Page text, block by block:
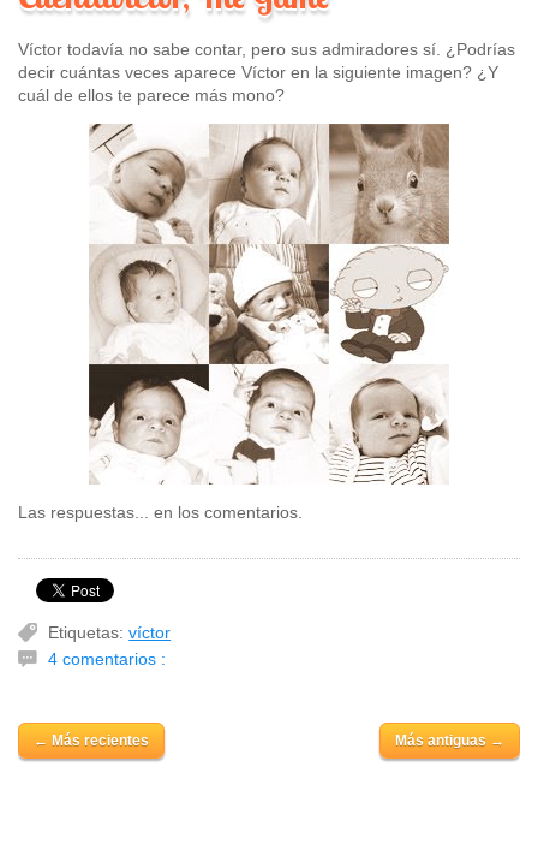
Víctor todavía no sabe contar, pero sus admiradores sí. ¿Podrías
decir cuántas veces aparece Víctor en la siguiente imagen? ¿Y
cuál de ellos te parece más mono?
Las respuestas... en los comentarios.
Etiquetas:víctor
4 comentarios :
← Más recientes Más antiguas →